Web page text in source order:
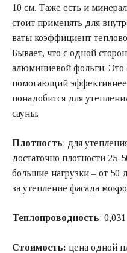
10 см. Таже есть и
стоит применять для
ваты коэффициент
Бывает, что с одной
алюминиевой фольги. Это
помогающий эффективнее
понадобится для
сауны.
Плотность: для
достаточно плотности 25-
большие нагрузки – от 50
за утепление фасада
Теплопроводность:
Стоимость: цена одной